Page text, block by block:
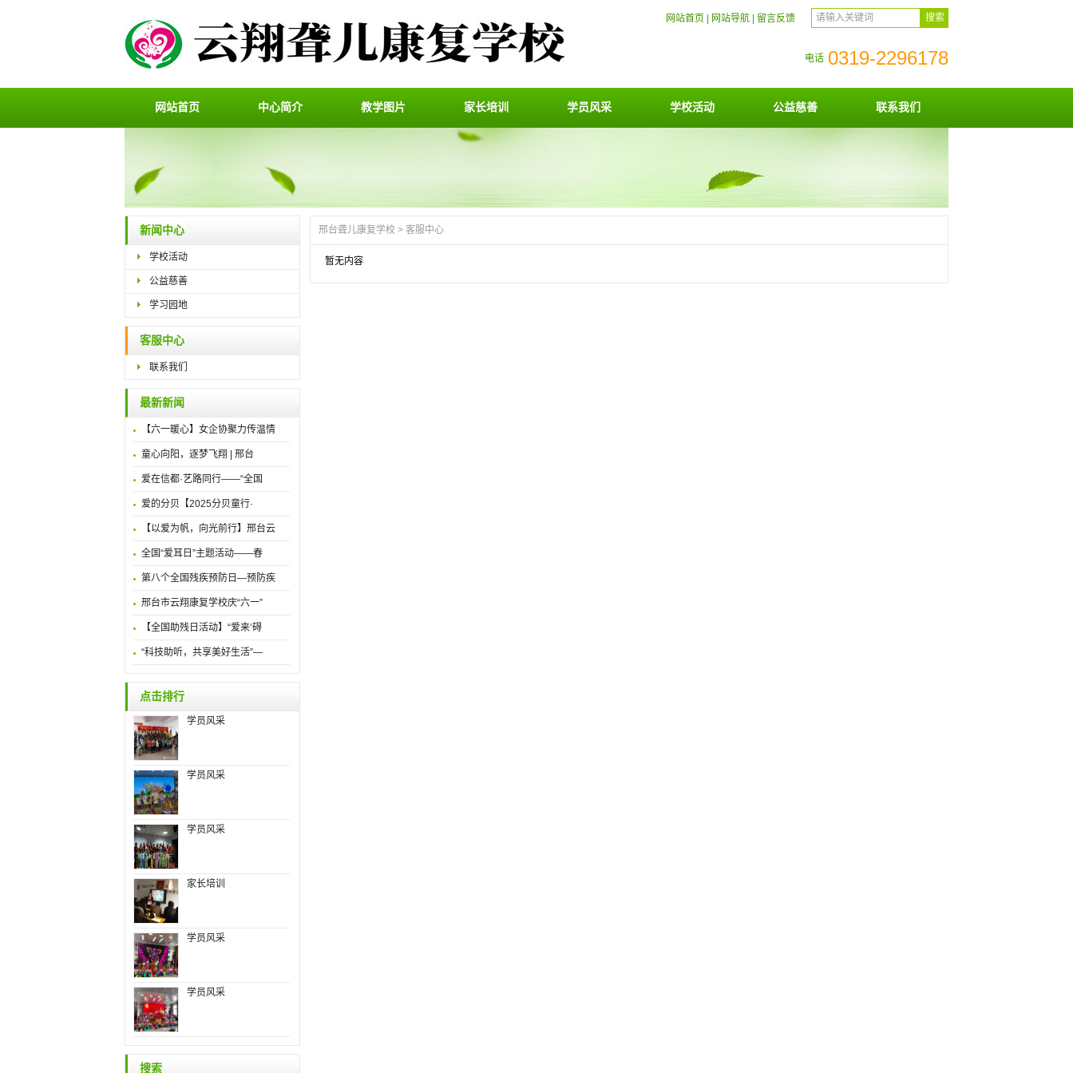
网站首页 网站导航 留言反馈
电话 0319-2296178
网站首页 中心简介 教学图片 家长培训 学员风采 学校活动 公益慈善 联系我们
新闻中心
学校活动
公益慈善
学习园地
客服中心
联系我们
最新新闻
【六一暖心】女企协聚力传温情
童心向阳，逐梦飞翔 | 邢台
爱在信都·艺路同行——“全国
爱的分贝【2025分贝童行·
【以爱为帆，向光前行】邢台云
全国“爱耳日”主题活动——春
第八个全国残疾预防日—预防疾
邢台市云翔康复学校庆“六一”
【全国助残日活动】“爱来‘碍
“科技助听，共享美好生活”—
点击排行
学员风采
学员风采
学员风采
家长培训
学员风采
学员风采
搜索
邢台聋儿康复学校 > 客服中心
暂无内容